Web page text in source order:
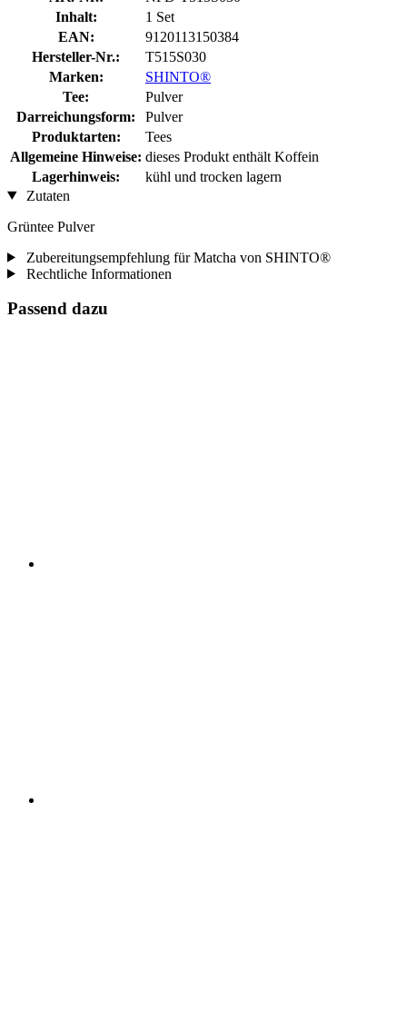
Inhalt:
1 Set
EAN:
9120113150384
Hersteller-Nr.:
T515S030
Marken:
SHINTO®
Tee:
Pulver
Darreichungsform:
Pulver
Produktarten:
Tees
Allgemeine Hinweise: dieses Produkt enthält Koffein
Lagerhinweis:
kühl und trocken lagern
Zutaten
Grüntee Pulver
Zubereitungsempfehlung für Matcha von SHINTO®
Rechtliche Informationen
Passend dazu